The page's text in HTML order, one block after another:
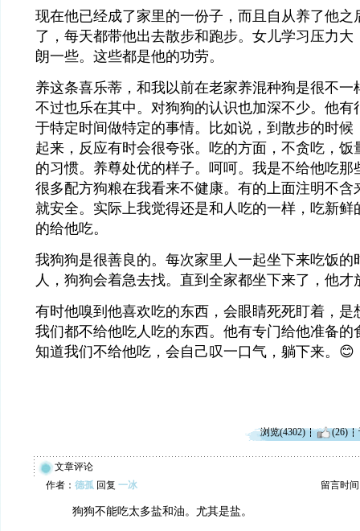
现在他已经成了家里的一份子，而且自从养了他之
了，每天都带他出去散步和跑步。女儿学习压力大
朗一些。这些都是他的功劳。
养这条喜乐蒂，和我以前在老家养混种狗是很不一
不过也乐在其中。对狗狗的认识也加深不少。他有
于特定时间做特定的事情。比如说，到散步的时候
起来，反应有时会很夸张。吃的方面，不贪吃，饭
的习惯。养尊处优的样子。呵呵。我是不给他吃那
很多配方狗粮在我看来不健康。有的上面注明不含
就安全。实际上我觉得还是和人吃的一样，吃新鲜
的给他吃。
我狗狗是很善良的。每次家里人一起坐下来吃饭的
人，狗狗会着急去找。直到全家都坐下来了，他才
有时他嗅到他喜欢吃的东西，会眼睛死死盯着，是
我们都不给他吃人吃的东西。他有专门给他准备的
知道我们不给他吃，会自己叹一口气，躺下来。😊
浏览(4302) (26)
文章评论
作者： 德孤 回复 一冰 留言时间
狗狗不能吃太多盐和油。尤其是盐。